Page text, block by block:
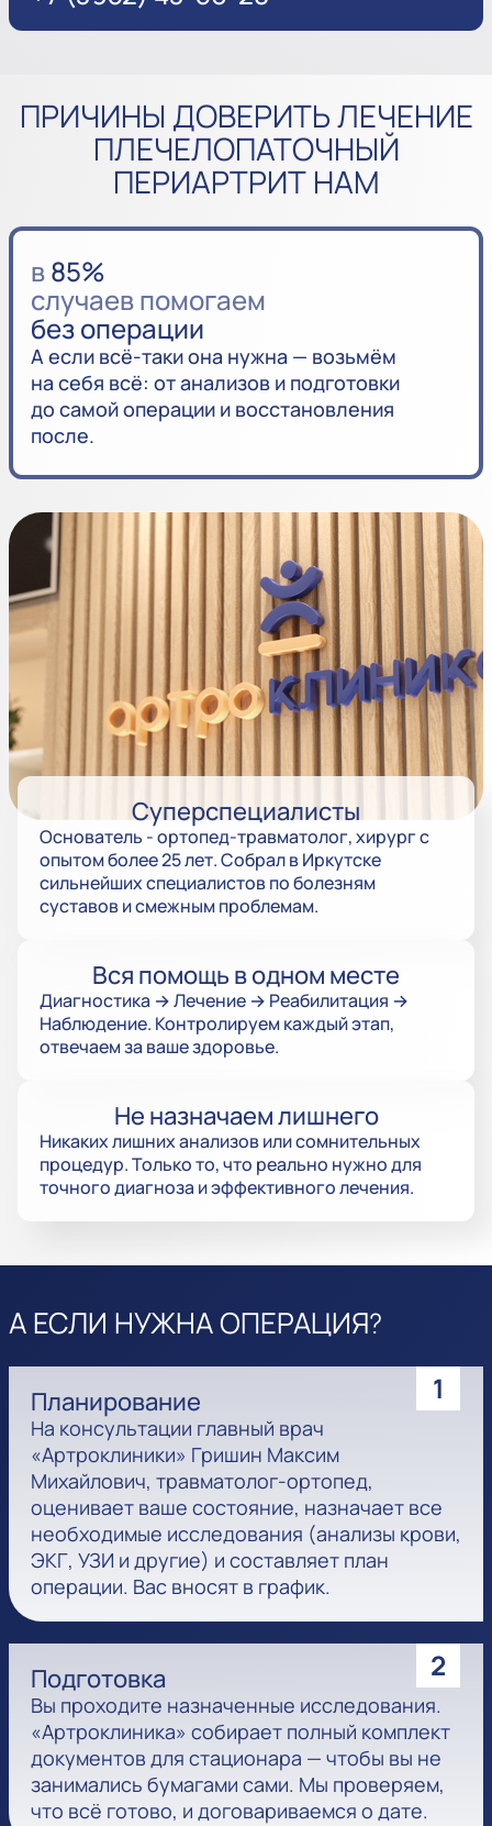
ПРИЧИНЫ ДОВЕРИТЬ ЛЕЧЕНИЕ
ПЛЕЧЕЛОПАТОЧНЫЙ
ПЕРИАРТРИТ НАМ
в85%
случаев помогаем
без операции
А если всё-таки она нужна — возьмём
на себя всё: от анализов и подготовки
до самой операции и восстановления
после.
Суперспециалисты
Основатель - ортопед-травматолог, хирург с
опытом более 25 лет. Собрал в Иркутске
сильнейших специалистов по болезням
суставов и смежным проблемам.
Вся помощь в одном месте
Диагностика → Лечение → Реабилитация →
Наблюдение. Контролируем каждый этап,
отвечаем за ваше здоровье.
Не назначаем лишнего
Никаких лишних анализов или сомнительных
процедур. Только то, что реально нужно для
точного диагноза и эффективного лечения.
А ЕСЛИ НУЖНА ОПЕРАЦИЯ?
1
Планирование
На консультации главный врач
«Артроклиники» Гришин Максим
Михайлович, травматолог-ортопед,
оценивает ваше состояние, назначает все
необходимые исследования (анализы крови,
ЭКГ, УЗИ и другие) и составляет план
операции. Вас вносят в график.
2
Подготовка
Вы проходите назначенные исследования.
«Артроклиника» собирает полный комплект
документов для стационара — чтобы вы не
занимались бумагами сами. Мы проверяем,
что всё готово, и договариваемся о дате.